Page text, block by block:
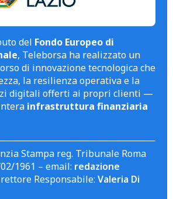
del Fondo Europeo di
, Teleborsa ha realizzato un
di innovazione tecnologica che
la resilienza operativa e la
digitali offerti ai propri clienti —
infrastruttura finanziaria
Stampa reg. Tribunale Roma
1961 – email: redazione
Responsabile: Valeria Di